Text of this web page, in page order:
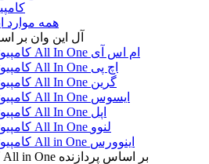
همه موارد
آل این وان بر
کامپیوتر All In One ام اس آی
کامپیوتر All In One اچ پی
کامپیوتر All In One گرین
کامپیوتر All In One ایسوس
کامپیوتر All In One اپل
کامپیوتر All In One لنوو
کامپیوتر All in One اینوورس
کامپیوتر All in One بر اساس پردازنده